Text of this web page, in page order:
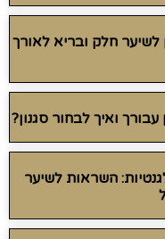
חלק ובריא לאורך
ואיך לבחור סגנון?
השראות לשיער